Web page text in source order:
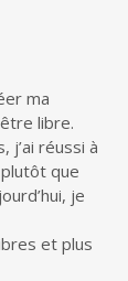
ma
libre.
j’ai réussi à
que
je
et plus